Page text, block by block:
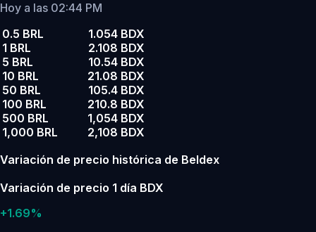
Hoy a las 02:44 PM
0.5 BRL
1.054 BDX
1 BRL
2.108 BDX
5 BRL
10.54 BDX
10 BRL
21.08 BDX
50 BRL
105.4 BDX
100 BRL
210.8 BDX
500 BRL
1,054 BDX
1,000 BRL
2,108 BDX
Variación de precio histórica de Beldex
Variación de precio 1 día BDX
+1.69%